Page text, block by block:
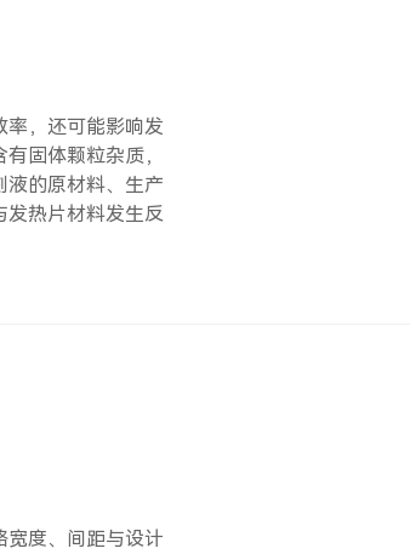
率，还可能影响发
固体颗粒杂质，
液的原材料、生产
发热片材料发生反
宽度、间距与设计